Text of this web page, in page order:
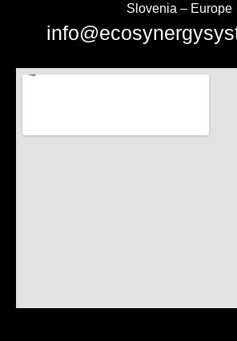
Slovenia – Europe